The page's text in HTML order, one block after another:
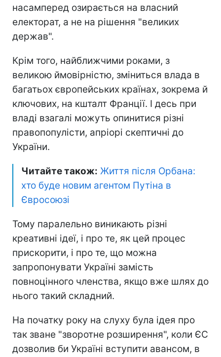
насамперед озирається на власний
електорат, а не на рішення "великих
держав".
Крім того, найближчими роками, з
великою ймовірністю, зміниться влада в
багатьох європейських країнах, зокрема й
ключових, на кшталт Франції. І десь при
владі взагалі можуть опинитися різні
правопопулісти, апріорі скептичні до
України.
Читайте також: Життя після Орбана:
хто буде новим агентом Путіна в
Євросоюзі
Тому паралельно виникають різні
креативні ідеї, і про те, як цей процес
прискорити, і про те, що можна
запропонувати Україні замість
повноцінного членства, якщо вже шлях до
нього такий складний.
На початку року на слуху була ідея про
так зване "зворотне розширення", коли ЄС
дозволив би Україні вступити авансом, в